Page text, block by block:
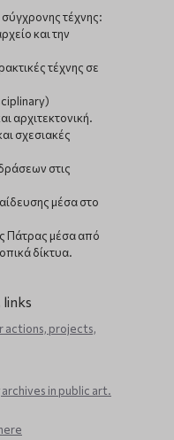
τέχνης:
και την
τέχνης σε
αρχιτεκτονική.
σχεσιακές
στις
μέσα στο
Πάτρας μέσα από
δίκτυα.
actions, projects,
in public art.